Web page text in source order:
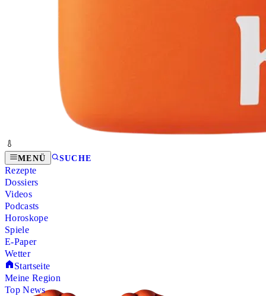
MENÜ SUCHE
Rezepte
Dossiers
Videos
Podcasts
Horoskope
Spiele
E-Paper
Wetter
Startseite
Meine Region
Top News